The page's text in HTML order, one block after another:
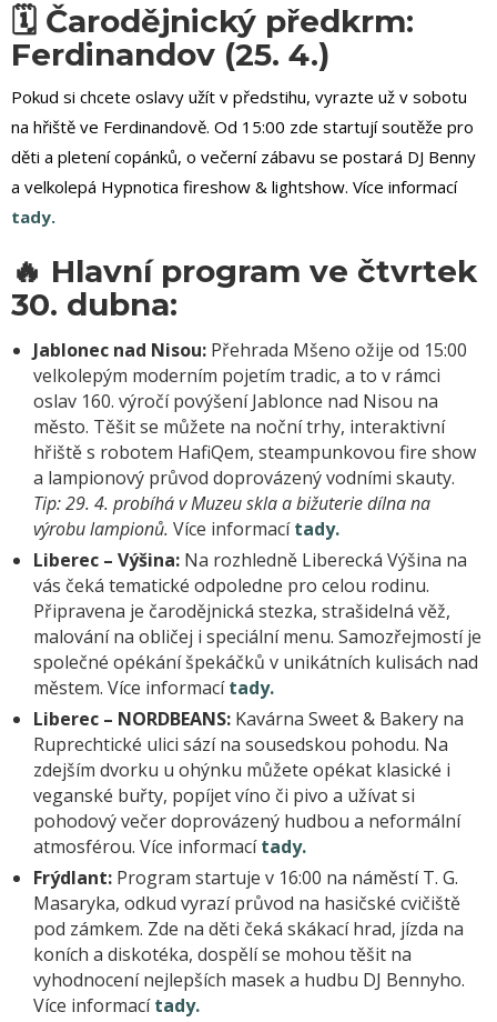
🗓️ Čarodějnický předkrm:
Ferdinandov (25. 4.)
Pokud si chcete oslavy užít v předstihu, vyrazte už v sobotu
na hřiště ve Ferdinandově. Od 15:00 zde startují soutěže pro
děti a pletení copánků, o večerní zábavu se postará DJ Benny
a velkolepá Hypnotica fireshow & lightshow. Více informací
tady.
🔥 Hlavní program ve čtvrtek
30. dubna:
Jablonec nad Nisou: Přehrada Mšeno ožije od 15:00
velkolepým moderním pojetím tradic, a to v rámci
oslav 160. výročí povýšení Jablonce nad Nisou na
město. Těšit se můžete na noční trhy, interaktivní
hřiště s robotem HafiQem, steampunkovou fire show
a lampionový průvod doprovázený vodními skauty.
Tip: 29. 4. probíhá v Muzeu skla a bižuterie dílna na
výrobu lampionů. Více informacítady.
Liberec – Výšina: Na rozhledně Liberecká Výšina na
vás čeká tematické odpoledne pro celou rodinu.
Připravena je čarodějnická stezka, strašidelná věž,
malování na obličej i speciální menu. Samozřejmostí je
společné opékání špekáčků v unikátních kulisách nad
městem. Více informacítady.
Liberec – NORDBEANS: Kavárna Sweet & Bakery na
Ruprechtické ulici sází na sousedskou pohodu. Na
zdejším dvorku u ohýnku můžete opékat klasické i
veganské buřty, popíjet víno či pivo a užívat si
pohodový večer doprovázený hudbou a neformální
atmosférou. Více informacítady.
Frýdlant: Program startuje v 16:00 na náměstí T. G.
Masaryka, odkud vyrazí průvod na hasičské cvičiště
pod zámkem. Zde na děti čeká skákací hrad, jízda na
koních a diskotéka, dospělí se mohou těšit na
vyhodnocení nejlepších masek a hudbu DJ Bennyho.
Více informacítady.